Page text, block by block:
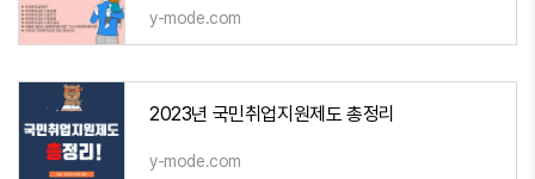
y-mode.com
2023년 국민취업지원제도 총정리
y-mode.com